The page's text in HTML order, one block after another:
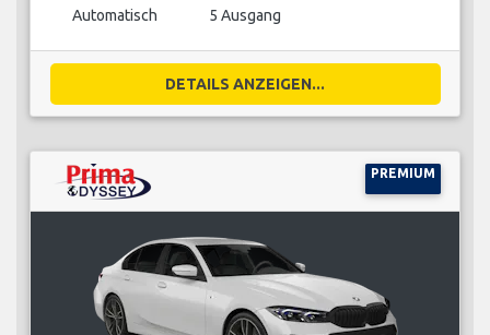
Automatisch 5 Ausgang
DETAILS ANZEIGEN...
PREMIUM